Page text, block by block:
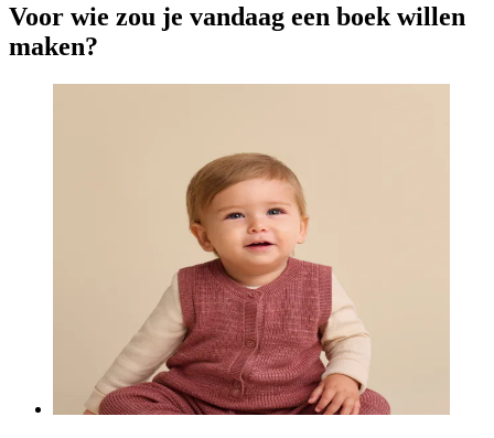
Voor wie zou je vandaag een boek willen
maken?